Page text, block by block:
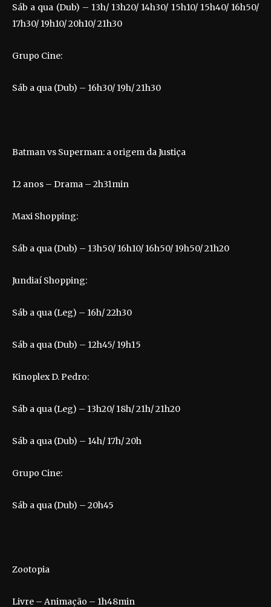
Sáb a qua (Dub) – 13h/ 13h20/ 14h30/ 15h10/ 15h40/ 16h50/
17h30/ 19h10/ 20h10/ 21h30
Grupo Cine:
Sáb a qua (Dub) – 16h30/ 19h/ 21h30
Batman vs Superman: a origem da Justiça
12 anos – Drama – 2h31min
Maxi Shopping:
Sáb a qua (Dub) – 13h50/ 16h10/ 16h50/ 19h50/ 21h20
Jundiaí Shopping:
Sáb a qua (Leg) – 16h/ 22h30
Sáb a qua (Dub) – 12h45/ 19h15
Kinoplex D. Pedro:
Sáb a qua (Leg) – 13h20/ 18h/ 21h/ 21h20
Sáb a qua (Dub) – 14h/ 17h/ 20h
Grupo Cine:
Sáb a qua (Dub) – 20h45
Zootopia
Livre – Animação – 1h48min